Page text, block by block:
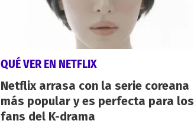
QUÉ VER EN NETFLIX
Netflix arrasa con la serie coreana
más popular y es perfecta para los
fans del K-drama